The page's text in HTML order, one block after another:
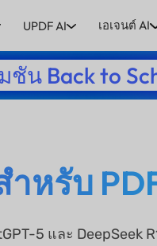
UPDF AI เอเจนต์ AI
ชัน Back to
หรับ
5 และ